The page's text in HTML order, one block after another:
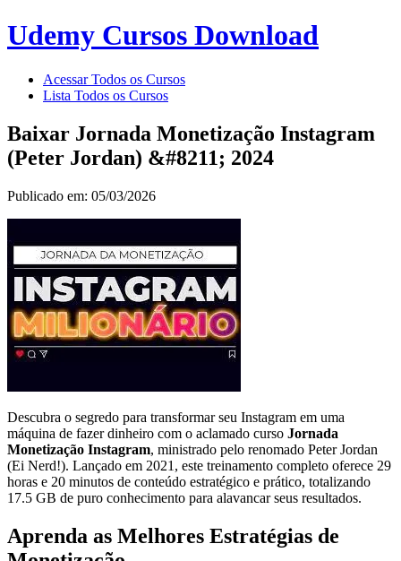
Udemy Cursos Download
Acessar Todos os Cursos
Lista Todos os Cursos
Baixar Jornada Monetização Instagram
(Peter Jordan) &#8211; 2024
Publicado em: 05/03/2026
Descubra o segredo para transformar seu Instagram em uma
máquina de fazer dinheiro com o aclamado curso Jornada
Monetização Instagram, ministrado pelo renomado Peter Jordan
(Ei Nerd!). Lançado em 2021, este treinamento completo oferece 29
horas e 20 minutos de conteúdo estratégico e prático, totalizando
17.5 GB de puro conhecimento para alavancar seus resultados.
Aprenda as Melhores Estratégias de